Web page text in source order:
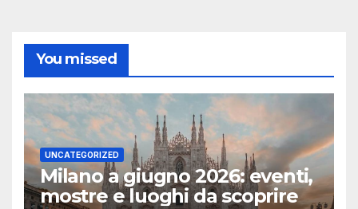
You missed
UNCATEGORIZED
Milano a giugno 2026: eventi,
mostre e luoghi da scoprire